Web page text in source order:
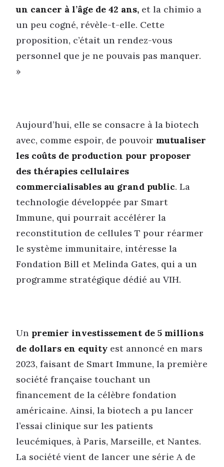
un cancer à l’âge de 42 ans, et la chimio a
un peu cogné, révèle-t-elle. Cette
proposition, c’était un rendez-vous
personnel que je ne pouvais pas manquer.
»
Aujourd’hui, elle se consacre à la biotech
avec, comme espoir, de pouvoir mutualiser
les coûts de production pour proposer
des thérapies cellulaires
commercialisables au grand public. La
technologie développée par Smart
Immune, qui pourrait accélérer la
reconstitution de cellules T pour réarmer
le système immunitaire, intéresse la
Fondation Bill et Melinda Gates, qui a un
programme stratégique dédié au VIH.
Un premier investissement de 5 millions
de dollars en equity est annoncé en mars
2023, faisant de Smart Immune, la première
société française touchant un
financement de la célèbre fondation
américaine. Ainsi, la biotech a pu lancer
l’essai clinique sur les patients
leucémiques, à Paris, Marseille, et Nantes.
La société vient de lancer une série A de